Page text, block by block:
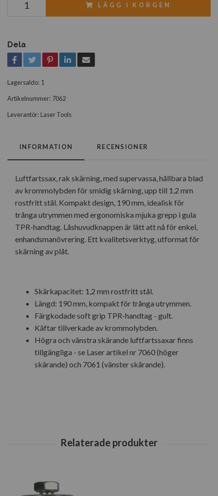
LÄGG I KORGEN
Dela
Lagersaldo: 1
Artikelnummer: 7062
Leverantör: Laser Tools
INFORMATION RECENSIONER
Luftfartssax, rak skärning, med supervassa, hållbara blad
av krommolybden för smidig skärning, upp till 1,2 mm
rostfritt stål. Kompakt design, 190 mm, idealisk för
trånga utrymmen med ergonomiska mjuka grepp i gula
TPR-handtag. Låshuvudknappen är lätt att nå för enkel,
enhandsmanövrering. Ett kvalitetsverktyg, utformat för
skärning av plåt.
Skärkapacitet: 1,2 mm rostfritt stål.
Längd: 190 mm, kompakt för trånga utrymmen.
Färgkodade soft grip TPR-handtag - gult.
Käftar tillverkade av krommolybden.
Högra och vänstra skärande luftfartssaxar finns
tillgängliga - se Laser artikel nr 7060 (höger
skärande) och 7061 (vänster skärande).